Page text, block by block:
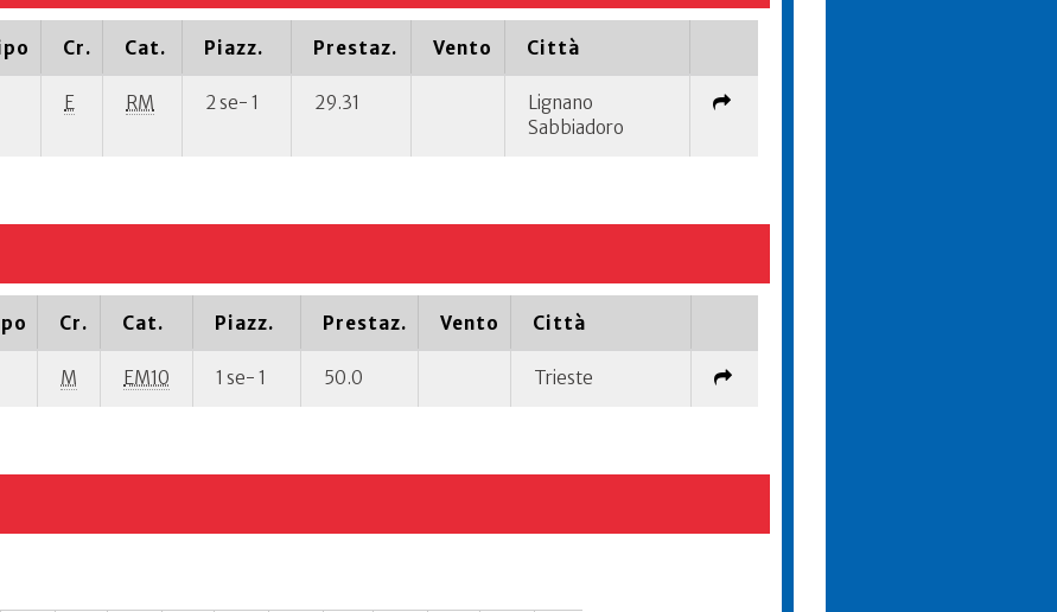
Cr. Cat. Piazz. Prestaz. Vento Città
E RM 2 se- 1 29.31
Lignano
Sabbiadoro
Cr. Cat. Piazz. Prestaz. Vento Città
M EM10 1 se- 1 50.0 Trieste